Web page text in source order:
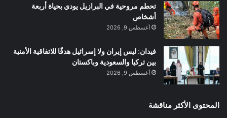
تحطم مروحية في البرازيل يودي بحياة أربعة
أشخاص
أغسطس 9, 2026
فيدان: ليس إيران ولا إسرائيل هدفًا للاتفاقية الأمنية
بين تركيا والسعودية وباكستان
أغسطس 9, 2026
المحتوى الأكثر مناقشة